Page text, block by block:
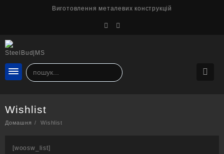
Виготовлення металевих конструкцій
Wishlist
Домашня Wishlist
[woosw_list]